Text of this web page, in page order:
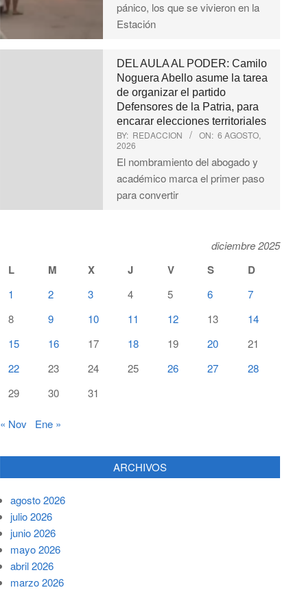
pánico, los que se vivieron en la
Estación
DEL AULA AL PODER: Camilo
Noguera Abello asume la tarea
de organizar el partido
Defensores de la Patria, para
encarar elecciones territoriales
BY: REDACCION ON: 6 AGOSTO,
2026
El nombramiento del abogado y
académico marca el primer paso
para convertir
diciembre 2025
L M X J V S D
1 2 3 4 5 6
7
8
9 10 11 12 13
14
15
16 17 18 19 20
21
22
23 24 25 26 27
28
29
30 31
« Nov Ene »
ARCHIVOS
agosto 2026
julio 2026
junio 2026
mayo 2026
abril 2026
marzo 2026